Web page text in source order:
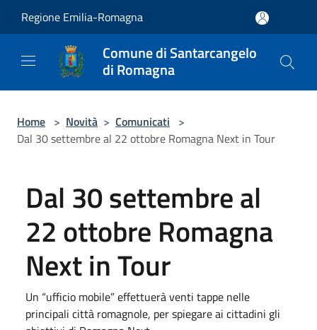
Regione Emilia-Romagna
Comune di Santarcangelo
di Romagna
Home > Novità > Comunicati >
Dal 30 settembre al 22 ottobre Romagna Next in Tour
Dal 30 settembre al
22 ottobre Romagna
Next in Tour
Un “ufficio mobile” effettuerà venti tappe nelle
principali città romagnole, per spiegare ai cittadini gli